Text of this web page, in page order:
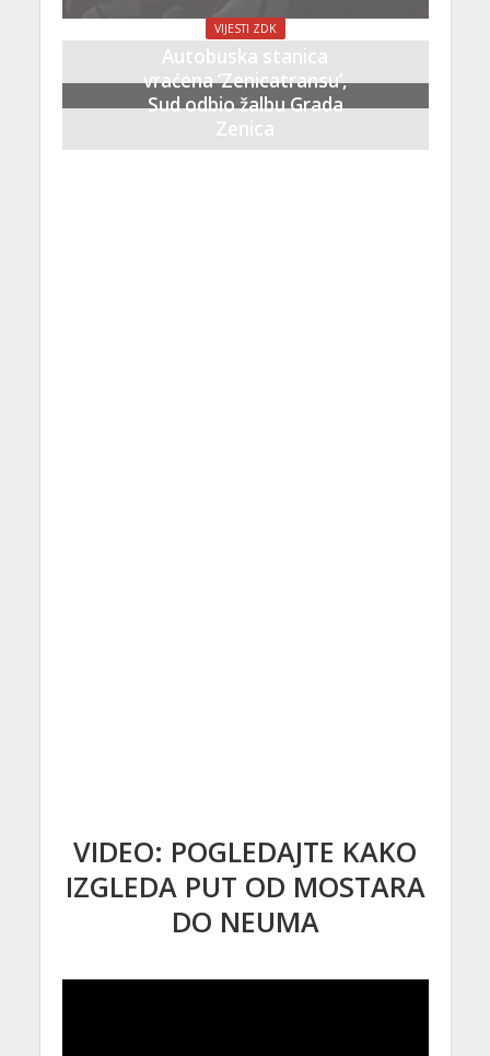
VIJESTI ZDK
Autobuska stanica
vraćena ‘Zenicatransu’,
Sud odbio žalbu Grada
Zenica
VIDEO: POGLEDAJTE KAKO
IZGLEDA PUT OD MOSTARA
DO NEUMA